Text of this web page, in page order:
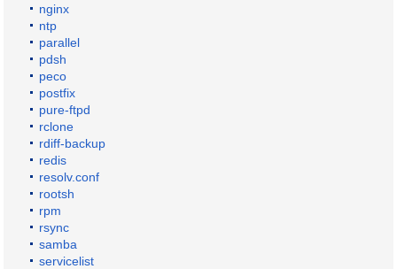
nginx
ntp
parallel
pdsh
peco
postfix
pure-ftpd
rclone
rdiff-backup
redis
resolv.conf
rootsh
rpm
rsync
samba
servicelist